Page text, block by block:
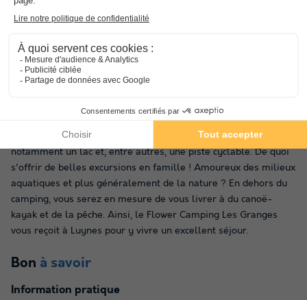
situé sur commune de Luynes, vous ne pourrez que profiter de
vacances bien méritées
en Indre-et-Loire
région Centre-Val de Loire, à un éloignement raisonnable de
la gare de Tours Val de Loire et de l'aéroport de Tours - Val de
à proximité des Châteaux de la Loire
Une myriade de distractions sont à portée de main autour du
camping. En effet, à quelques kilomètres de là, vous trouverez
notamment un lac et, entre autres, une piste cyclable. De quoi
s'offrir de belles excursions en famille ! Amoureux des milieux
aquatiques et plus généralement de la nature ? En dehors du
camping, vous serez en mesure de vous livrer à du canoë-
kayak et de la pêche. Ainsi, le Flower Camping Les Granges
vous reçoit à Luynes pour y vivre un excellent séjour.
Bon à savoir
Information pratique